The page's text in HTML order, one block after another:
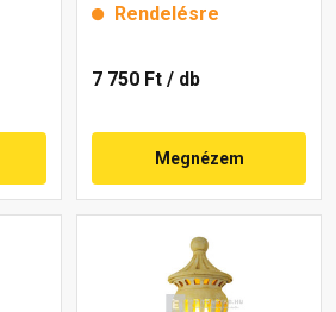
Rendelésre
7 750 Ft / db
Megnézem